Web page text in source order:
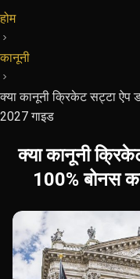
होम
कानूनी
क्या कानूनी क्रिकेट सट्टा ऐप
2027 गाइड
क्या कानूनी
100% बोनस